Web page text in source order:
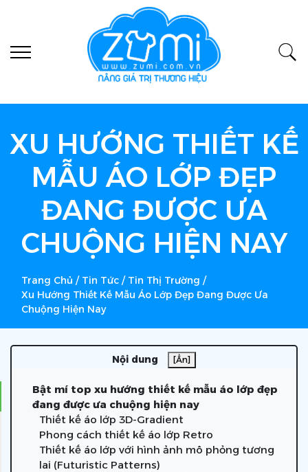
XU HƯỚNG THIẾT KẾ
MẪU ÁO LỚP ĐẸP
ĐANG ĐƯỢC ƯA
CHUỘNG HIỆN NAY
Trang Chủ / Tin Tức / Tin Thị Trường /
Xu Hướng Thiết Kế Mẫu Áo Lớp Đẹp Đang Được Ưa
Chuộng Hiện Nay
Nội dung [Ẩn]
Bật mí top xu hướng thiết kế mẫu áo lớp đẹp
đang được ưa chuộng hiện nay
Thiết kế áo lớp 3D-Gradient
Phong cách thiết kế áo lớp Retro
Thiết kế áo lớp với hình ảnh mô phỏng tương
lai (Futuristic Patterns)